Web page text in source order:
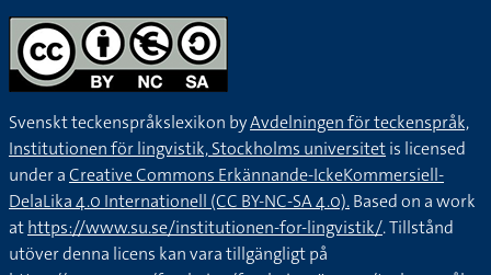
Svenskt teckenspråkslexikon byAvdelningen för teckenspråk,
Institutionen för lingvistik, Stockholms universitetis licensed
under aCreative Commons Erkännande-IckeKommersiell-
DelaLika 4.0 Internationell (CC BY-NC-SA 4.0).Based on a work
athttps://www.su.se/institutionen-for-lingvistik/. Tillstånd
utöver denna licens kan vara tillgängligt på